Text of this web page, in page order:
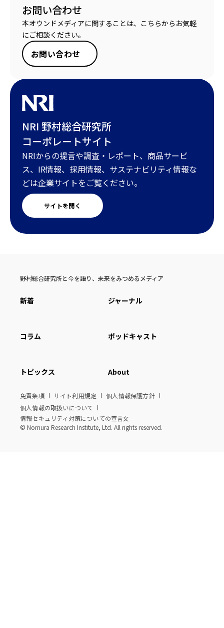
お問い合わせ
本オウンドメディアに関することは、こちらからお気軽
にご相談ください。
お問い合わせ
NRI 野村総合研究所
コーポレートサイト
NRIからの提言や調査・レポート、商品サービ
ス、IR情報、採用情報、サステナビリティ情報な
どは企業サイトをご覧ください。
サイトを開く
野村総合研究所と今を語り、未来をみつめるメディア
新着 ジャーナル
コラム ポッドキャスト
トピックス About
免責条項 サイト利用規定
個人情報保護方針
個人情報の取扱いについて
情報セキュリティ対策についての宣言文
© Nomura Research Institute, Ltd. All rights reserved.